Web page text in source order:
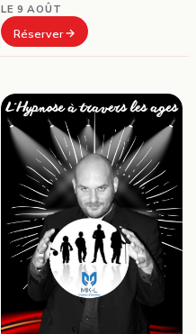
LE 9 AOÛT
Réserver